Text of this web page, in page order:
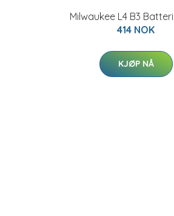
Milwaukee L4 B3
414 NOK
KJØP NÅ